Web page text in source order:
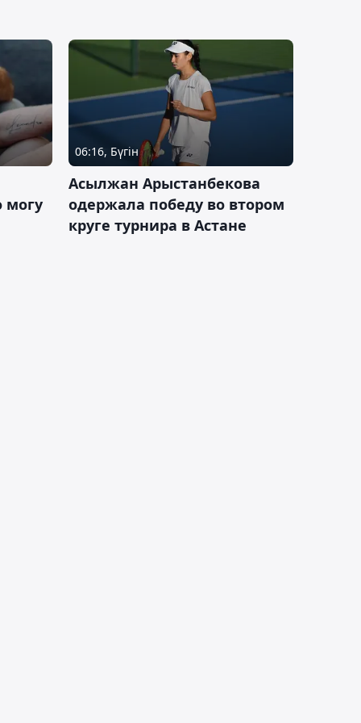
могу
06:16, Бүгін
Асылжан Арыстанбекова
одержала победу во втором
круге турнира в Астане